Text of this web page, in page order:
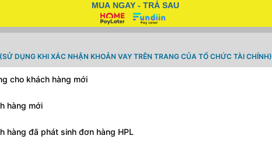
MUA NGAY - TRẢ SAU
(SỬ DỤNG KHI XÁC NHẬN KHOẢN VAY TRÊN TRANG CỦA TỔ CHỨC TÀI CHÍNH)
cho khách hàng mới
hàng mới
hàng đã phát sinh đơn hàng HPL